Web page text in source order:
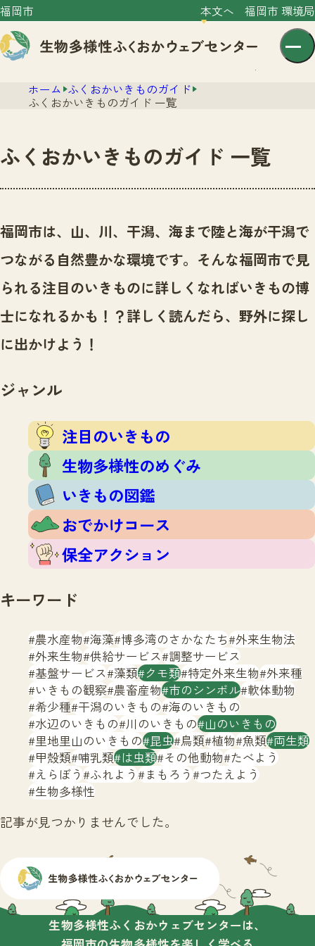
福岡市 本文へ 福岡市 環境局
センター紹介
センター紹介TOP
サイトポリシー
プライバシーポリシー
ニュースTOP
市の取組み
いきものガイド
いきものガイドTOP
注目のいきもの
生物多様性のめぐみ
保全アクション
イベント
いきもの調査隊
調査レポート
調査結果
ふくおかいきものマップ
マッチング
マッチングTOP
掲載申し込みフォーム
お問合せ
サイトマップ
ホーム ふくおかいきものガイド
ふくおかいきものガイド 一覧
ふくおかいきものガイド 一覧
福岡市は、山、川、干潟、海まで陸と海が干潟で
つながる自然豊かな環境です。 そんな福岡市で見
られる注目のいきものに詳しくなればいきもの博
士になれるかも！？詳しく読んだら、野外に探し
に出かけよう！
ジャンル
注目のいきもの
生物多様性のめぐみ
いきもの図鑑
おでかけコース
保全アクション
キーワード
農水産物 海藻 博多湾のさかなたち 外来生物法
外来生物 供給サービス 調整サービス
基盤サービス 藻類 クモ類 特定外来生物 外来種
いきもの観察 農畜産物 市のシンボル 軟体動物
希少種 干潟のいきもの 海のいきもの
水辺のいきもの 川のいきもの 山のいきもの
里地里山のいきもの 昆虫 鳥類 植物 魚類 両生類
甲殻類 哺乳類 は虫類 その他動物 たべよう
えらぼう ふれよう まもろう つたえよう
生物多様性
記事が見つかりませんでした。
生物多様性ふくおかウェブセンターは、